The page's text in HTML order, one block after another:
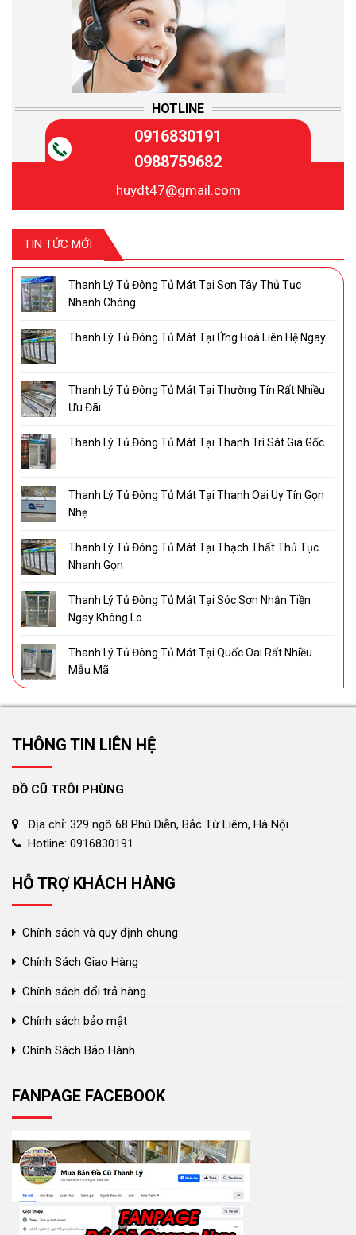
HOTLINE
0916830191
0988759682
huydt47@gmail.com
TIN TỨC MỚI
Thanh Lý Tủ Đông Tủ Mát Tại Sơn Tây Thủ Tục
Nhanh Chóng
Thanh Lý Tủ Đông Tủ Mát Tại Ứng Hoà Liên Hệ Ngay
Thanh Lý Tủ Đông Tủ Mát Tại Thường Tín Rất Nhiều
Ưu Đãi
Thanh Lý Tủ Đông Tủ Mát Tại Thanh Trì Sát Giá Gốc
Thanh Lý Tủ Đông Tủ Mát Tại Thanh Oai Uy Tín Gọn
Nhẹ
Thanh Lý Tủ Đông Tủ Mát Tại Thạch Thất Thủ Tục
Nhanh Gọn
Thanh Lý Tủ Đông Tủ Mát Tại Sóc Sơn Nhận Tiền
Ngay Không Lo
Thanh Lý Tủ Đông Tủ Mát Tại Quốc Oai Rất Nhiều
Mẫu Mã
THÔNG TIN LIÊN HỆ
ĐỒ CŨ TRÔI PHÙNG
Địa chỉ: 329 ngõ 68 Phú Diễn, Bắc Từ Liêm, Hà Nội
Hotline: 0916830191
HỖ TRỢ KHÁCH HÀNG
Chính sách và quy định chung
Chính Sách Giao Hàng
Chính sách đổi trả hàng
Chính sách bảo mật
Chính Sách Bảo Hành
FANPAGE FACEBOOK